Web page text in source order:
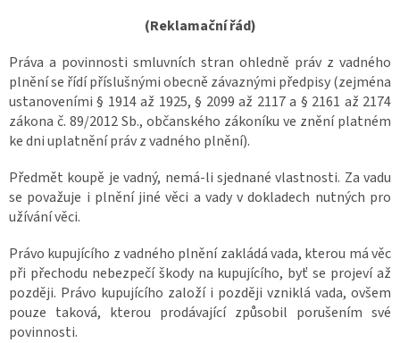
(Reklamační řád)
Práva a povinnosti smluvních stran ohledně práv z vadného
plnění se řídí příslušnými obecně závaznými předpisy (zejména
ustanoveními § 1914 až 1925, § 2099 až 2117 a § 2161 až 2174
zákona č. 89/2012 Sb., občanského zákoníku ve znění platném
ke dni uplatnění práv z vadného plnění).
Předmět koupě je vadný, nemá-li sjednané vlastnosti. Za vadu
se považuje i plnění jiné věci a vady v dokladech nutných pro
užívání věci.
Právo kupujícího z vadného plnění zakládá vada, kterou má věc
při přechodu nebezpečí škody na kupujícího, byť se projeví až
později. Právo kupujícího založí i později vzniklá vada, ovšem
pouze taková, kterou prodávající způsobil porušením své
povinnosti.